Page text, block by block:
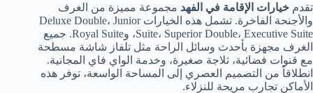
تقدم خيارات الإقامة في الفهد مجموعة مميزة من الغرف
والأجنحة الفاخرة. تشمل هذه الخيارات Deluxe Double، Junior
Suite، Superior Double، Executive Suite، وRoyal Suite. جميع
الغرف مجهزة بأحدث وسائل الراحة مثل تلفاز شاشة مسطحة
مع قنوات فضائية، ثلاجة صغيرة، وخدمة الواي فاي المجانية.
انطلاقاً من التصميم العصري إلى المساحة الواسعة، توفر هذه
الأماكن تجارب مريحة للنزلاء.